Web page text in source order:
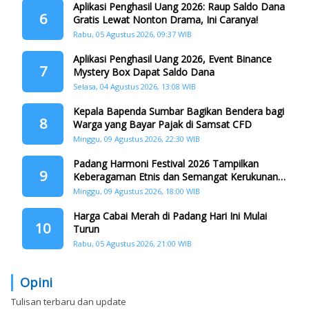
6
Aplikasi Penghasil Uang 2026: Raup Saldo Dana
Gratis Lewat Nonton Drama, Ini Caranya!
Rabu, 05 Agustus 2026, 09:37 WIB
7
Aplikasi Penghasil Uang 2026, Event Binance
Mystery Box Dapat Saldo Dana
Selasa, 04 Agustus 2026, 13:08 WIB
8
Kepala Bapenda Sumbar Bagikan Bendera bagi
Warga yang Bayar Pajak di Samsat CFD
Minggu, 09 Agustus 2026, 22:30 WIB
9
Padang Harmoni Festival 2026 Tampilkan
Keberagaman Etnis dan Semangat Kerukunan
di HJK ke-357
Minggu, 09 Agustus 2026, 18:00 WIB
10
Harga Cabai Merah di Padang Hari Ini Mulai
Turun
Rabu, 05 Agustus 2026, 21:00 WIB
Opini
Tulisan terbaru dan update